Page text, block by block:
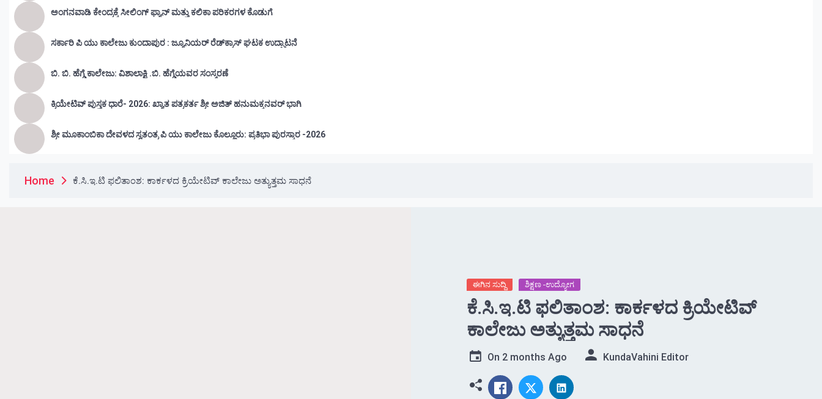
ಅಂಗನವಾಡಿ ಕೇಂದ್ರಕ್ಕೆ ಸೀಲಿಂಗ್ ಫ್ಯಾನ್ ಮತ್ತು ಕಲಿಕಾ ಪರಿಕರಗಳ ಕೊಡುಗೆ
ಸರ್ಕಾರಿ ಪಿ ಯು ಕಾಲೇಜು ಕುಂದಾಪುರ : ಜ್ಯೂನಿಯರ್‌ ರೆಡ್‌ಕ್ರಾಸ್‌ ಘಟಕ ಉದ್ಘಾಟನೆ
ಬಿ. ಬಿ. ಹೆಗ್ಡೆ ಕಾಲೇಜು: ವಿಶಾಲಾಕ್ಷಿ .ಬಿ. ಹೆಗ್ಡೆಯವರ ಸಂಸ್ಮರಣೆ
ಕ್ರಿಯೇಟಿವ್ ಪುಸ್ತಕ ಧಾರೆ- 2026: ಖ್ಯಾತ ಪತ್ರಕರ್ತ ಶ್ರೀ ಅಜಿತ್ ಹನುಮಕ್ಕನವರ್ ಭಾಗಿ
ಶ್ರೀ ಮೂಕಾಂಬಿಕಾ ದೇವಳದ ಸ್ವತಂತ್ರ ಪಿ ಯು ಕಾಲೇಜು ಕೊಲ್ಲೂರು: ಪ್ರತಿಭಾ ಪುರಸ್ಕಾರ -2026
Home ಕೆ.ಸಿ.ಇ.ಟಿ ಫಲಿತಾಂಶ: ಕಾರ್ಕಳದ ಕ್ರಿಯೇಟಿವ್ ಕಾಲೇಜು ಅತ್ಯುತ್ತಮ ಸಾಧನೆ
ಈಗಿನ ಸುದ್ದಿ ಶಿಕ್ಷಣ -ಉದ್ಯೋಗ
ಕೆ.ಸಿ.ಇ.ಟಿ ಫಲಿತಾಂಶ: ಕಾರ್ಕಳದ ಕ್ರಿಯೇಟಿವ್
ಕಾಲೇಜು ಅತ್ಯುತ್ತಮ ಸಾಧನೆ
On 2 months Ago KundaVahini Editor